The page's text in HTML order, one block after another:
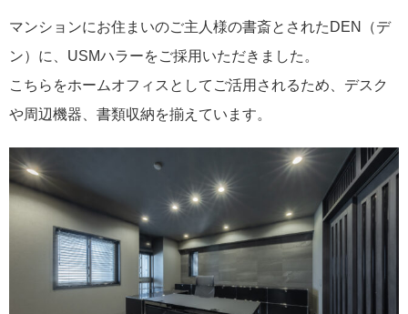
マンションにお住まいのご主人様の書斎とされたDEN（デ
ン）に、USMハラーをご採用いただきました。
こちらをホームオフィスとしてご活用されるため、デスク
や周辺機器、書類収納を揃えています。